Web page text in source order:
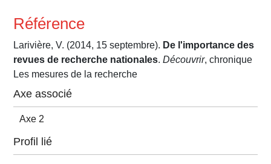
Référence
Larivière, V. (2014, 15 septembre). De l'importance des
revues de recherche nationales.Découvrir, chronique
Les mesures de la recherche
Axe associé
Axe 2
Profil lié